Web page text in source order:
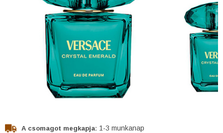
A csomagot megkapja: 1-3 munkanap